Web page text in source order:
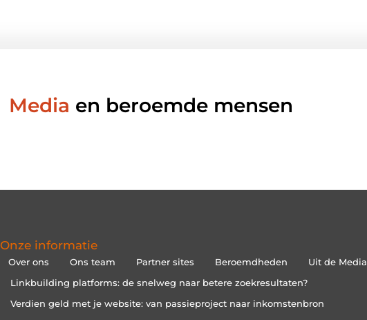
Media en beroemde mensen
Onze informatie
Over ons Ons team Partner sites Beroemdheden Uit de Media
Linkbuilding platforms: de snelweg naar betere zoekresultaten?
Verdien geld met je website: van passieproject naar inkomstenbron